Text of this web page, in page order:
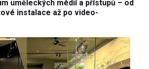
uměleckých médií a přístupů – od
instalace až po video-